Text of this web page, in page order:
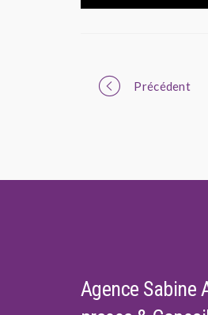
Portfolio
Précédent
Agence Sabine